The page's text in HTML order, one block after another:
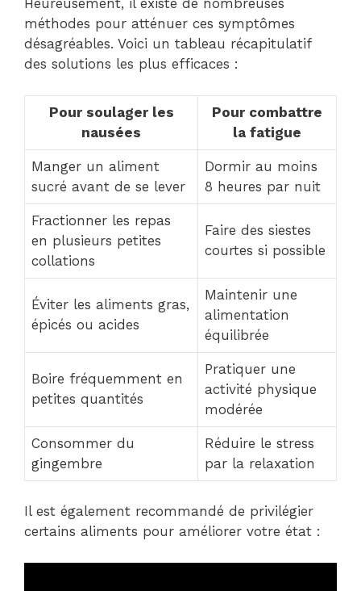
Heureusement, il existe de nombreuses
méthodes pour atténuer ces symptômes
désagréables. Voici un tableau récapitulatif
des solutions les plus efficaces :
Pour soulager les
nausées
Pour combattre
la fatigue
Manger un aliment
sucré avant de se lever
Dormir au moins
8 heures par nuit
Fractionner les repas
en plusieurs petites
collations
Faire des siestes
courtes si possible
Éviter les aliments gras,
épicés ou acides
Maintenir une
alimentation
équilibrée
Boire fréquemment en
petites quantités
Pratiquer une
activité physique
modérée
Consommer du
gingembre
Réduire le stress
par la relaxation
Il est également recommandé de privilégier
certains aliments pour améliorer votre état :